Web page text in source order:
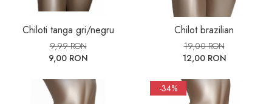
Chiloti tanga gri/negru
9,99 RON
9,00 RON
Chilot brazilian
19,00 RON
12,00 RON
-34%